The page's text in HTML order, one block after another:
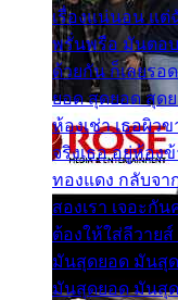
เรื่องแน่นอน แ
พรั่นพรือ มันตอบ
ด้วยกัน ก็เลยร
ยอด สุดยอด สุด
ห้องเช่า เธอผิว
จริงเธอ อยู่ห้อง
ทองแดง กลับจา
สองเรา เจอะกั
ต้องให้ใส่ลีวาย
มันสุดยอด มันสุ
มันสุดยอด มันสุ